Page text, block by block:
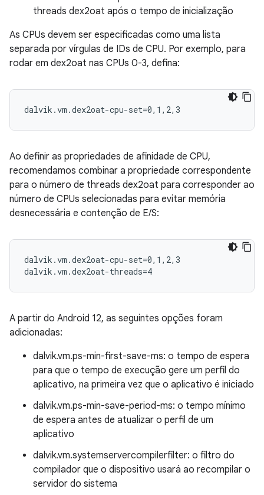
threads dex2oat após o tempo de inicialização
As CPUs devem ser especificadas como uma lista
separada por vírgulas de IDs de CPU. Por exemplo, para
rodar em dex2oat nas CPUs 0-3, defina:
Ao definir as propriedades de afinidade de CPU,
recomendamos combinar a propriedade correspondente
para o número de threads dex2oat para corresponder ao
número de CPUs selecionadas para evitar memória
desnecessária e contenção de E/S:
dalvik.vm.dex2oat-cpu-set=0,1,2,3
A partir do Android 12, as seguintes opções foram
adicionadas:
dalvik.vm.ps-min-first-save-ms: o tempo de espera
para que o tempo de execução gere um perfil do
aplicativo, na primeira vez que o aplicativo é iniciado
dalvik.vm.ps-min-save-period-ms: o tempo mínimo
de espera antes de atualizar o perfil de um
aplicativo
dalvik.vm.systemservercompilerfilter: o filtro do
compilador que o dispositivo usará ao recompilar o
servidor do sistema